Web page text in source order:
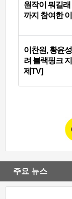
원작이 뭐길
까지 참여한
이찬원, 황윤
려 블랙핑크
제TV]
주요 뉴스